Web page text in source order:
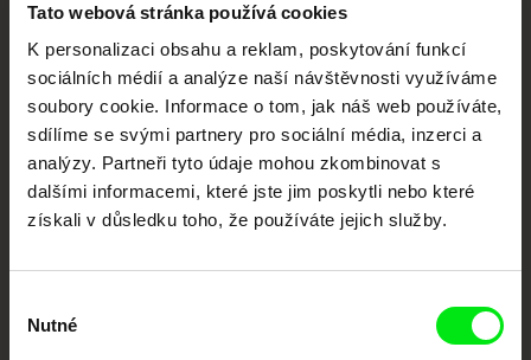
Tato webová stránka používá cookies
K personalizaci obsahu a reklam, poskytování funkcí
sociálních médií a analýze naší návštěvnosti využíváme
soubory cookie. Informace o tom, jak náš web používáte,
sdílíme se svými partnery pro sociální média, inzerci a
analýzy. Partneři tyto údaje mohou zkombinovat s
dalšími informacemi, které jste jim poskytli nebo které
získali v důsledku toho, že používáte jejich služby.
souhlasu
Nutné
CPH:DOX Doclisboa
Millennium Docs
DOK Leipzig